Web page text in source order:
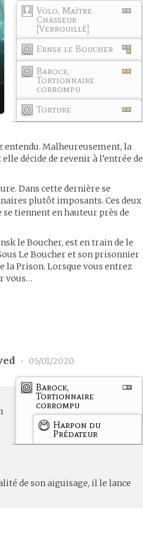
Volo, Maître
Chasseur
[Verrouillé]
Ernsk le Boucher
Barock,
Tortionnaire
corrompu
Torture
entendu. Malheureusement, la
décide de revenir à l’entrée de
Dans cette dernière se
plutôt imposants. Ces deux
tiennent en hauteur près de
le Boucher, est en train de le
Le Boucher et son prisonnier
la Prison. Lorsque vous entrez
vous…
• 05/01/2020
Barock,
Tortionnaire
corrompu
Harpon du
Prédateur
de son aiguisage, il le lance